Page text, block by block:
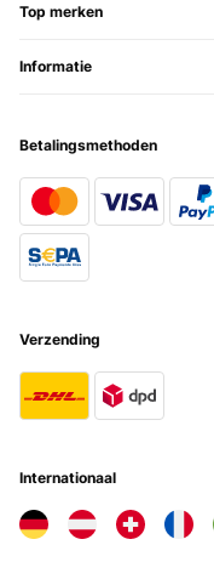
Top merken
Informatie
Betalingsmethoden
Verzending
Internationaal